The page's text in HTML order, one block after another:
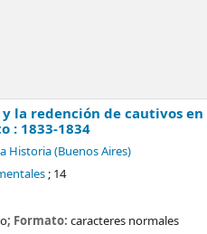
y la redención de cautivos en
: 1833-1834
Historia (Buenos Aires)
; 14
; Formato: caracteres normales